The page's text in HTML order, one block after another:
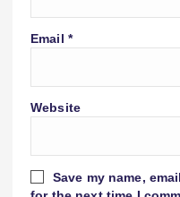
Email *
Website
Save my name,